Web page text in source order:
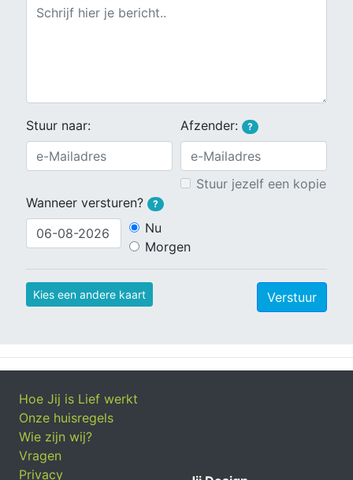
Stuur naar: Afzender: ?
Stuur jezelf een kopie
Wanneer versturen?
?
Nu
Morgen
Kies een andere kaart Verstuur
Hoe Jij is Lief werkt
Onze huisregels
Wie zijn wij?
Vragen
Privacy